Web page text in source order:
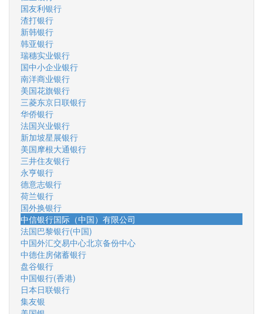
国友利银行
渣打银行
新韩银行
韩亚银行
瑞穗实业银行
国中小企业银行
南洋商业银行
美国花旗银行
三菱东京日联银行
华侨银行
法国兴业银行
新加坡星展银行
美国摩根大通银行
三井住友银行
永亨银行
德意志银行
荷兰银行
国外换银行
中信银行国际（中国）有限公司
法国巴黎银行(中国)
中国外汇交易中心北京备份中心
中德住房储蓄银行
盘谷银行
中国银行(香港)
日本日联银行
集友银